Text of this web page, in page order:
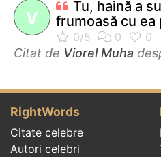
V
Tu, haină a
frumoasă cu ea
Citat de Viorel Muha
RightWords
Citate celebre
Autori celebri